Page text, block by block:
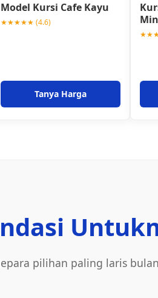
Model Kursi Cafe Kayu
★★★★★ (4.6)
Tanya Harga
pilihan paling laris